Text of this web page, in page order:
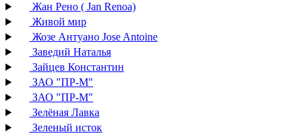
Жан Рено ( Jan Renoa)
Живой мир
Жозе Антуано Jose Antoine
Заведий Наталья
Зайцев Константин
ЗАО "ПР-М"
ЗАО "ПР-М"
Зелёная Лавка
Зеленый исток